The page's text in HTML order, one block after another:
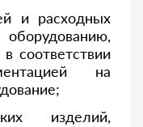
и расходных
соответствии
на
изделий,